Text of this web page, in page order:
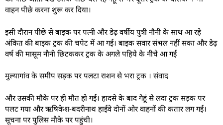
वाहन पीछे करना शुरू कर दिया।
इसी दौरान पीछे से बाइक पर पत्नी और डेढ़ वर्षीय पुत्री नौनी के साथ आ रहे
अंकित की बाइक ट्रक की चपेट में आ गई। बाइक सवार संभल नहीं सका और डेढ़
वर्ष की मासूम नौनी छिटककर ट्रक के अगले पहिये के नीचे आ गई
मुल्यागांव के समीप सड़क पर पलटा राशन से भरा ट्रक । संवाद
और उसकी मौके पर ही मौत हो गई। हादसे के बाद गेहूं से लदा ट्रक सड़क पर
पलट गया और ऋषिकेश-बदरीनाथ हाईवे दोनों ओर वाहनों की कतार लग गई।
सूचना पर पुलिस मौके पर पहुंची।